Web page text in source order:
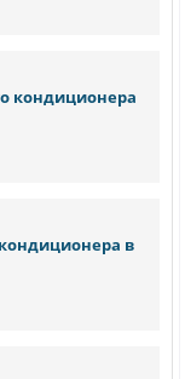
мастера с
кондиционера
типа (07-09)
в